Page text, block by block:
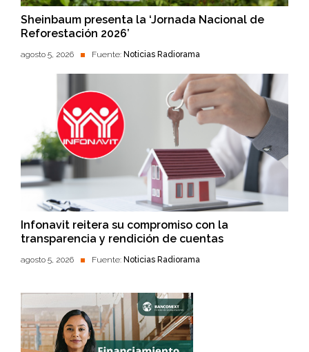
Sheinbaum presenta la ‘Jornada Nacional de
Reforestación 2026’
agosto 5, 2026 Fuente: Noticias Radiorama
Infonavit reitera su compromiso con la
transparencia y rendición de cuentas
agosto 5, 2026 Fuente: Noticias Radiorama